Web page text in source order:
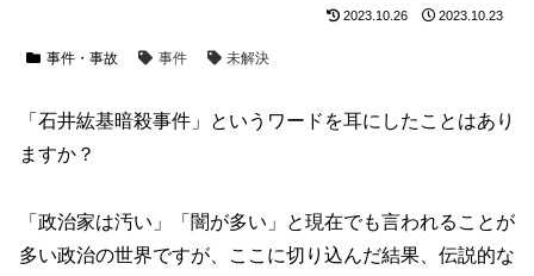
2023.10.26 2023.10.23
事件・事故 事件 未解決
「石井紘基暗殺事件」というワードを耳にしたことはあり
ますか？
「政治家は汚い」「闇が多い」と現在でも言われることが
多い政治の世界ですが、ここに切り込んだ結果、伝説的な